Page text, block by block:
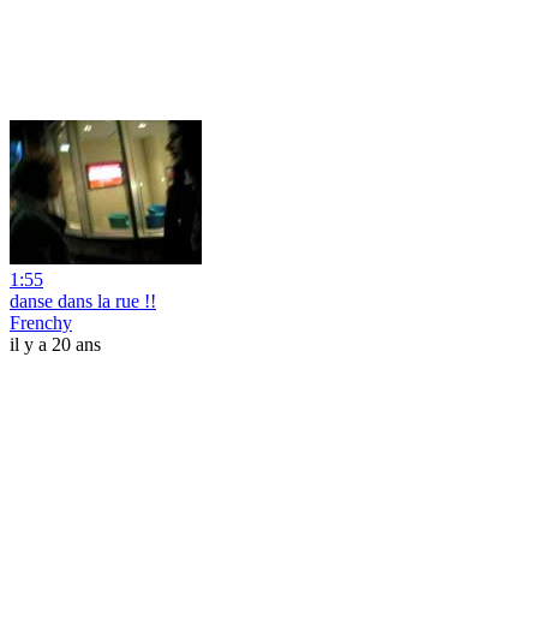
1:55
danse dans la rue !!
Frenchy
il y a 20 ans